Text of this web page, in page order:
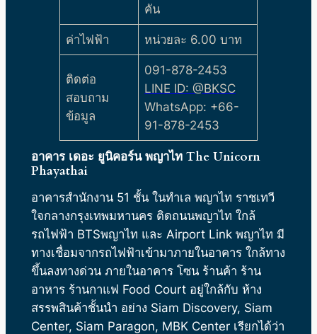
คัน
ค่าไฟฟ้า หน่วยละ 6.00 บาท
ติดต่อ
สอบถาม
ข้อมูล
091-878-2453
LINE ID: @BKSC
WhatsApp: +66-
91-878-2453
อาคาร เดอะ ยูนิคอร์น พญาไท The Unicorn
Phayathai
อาคารสำนักงาน 51 ชั้น ในทำเล พญาไท ราชเทวี
ใจกลางกรุงเทพมหานคร ติดถนนพญาไท ใกล้
รถไฟฟ้า BTSพญาไท และ Airport Link พญาไท มี
ทางเชื่อมจากรถไฟฟ้าเข้ามาภายในอาคาร ใกล้ทาง
ขึ้นลงทางด่วน ภายในอาคาร โซน ร้านค้า ร้าน
อาหาร ร้านกาแฟ Food Court อยู่ใกล้กับ ห้าง
สรรพสินค้าชั้นนำ อย่าง Siam Discovery, Siam
Center, Siam Paragon, MBK Center เรียกได้ว่า